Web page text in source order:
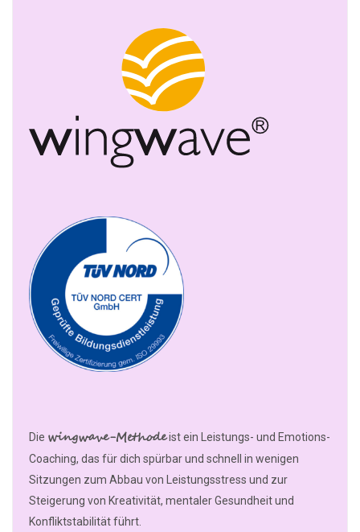
Die wingwave-Methodeist ein Leistungs- und Emotions-
Coaching, das für dich spürbar und schnell in wenigen
Sitzungen zum Abbau von Leistungsstress und zur
Steigerung von Kreativität, mentaler Gesundheit und
Konfliktstabilität führt.